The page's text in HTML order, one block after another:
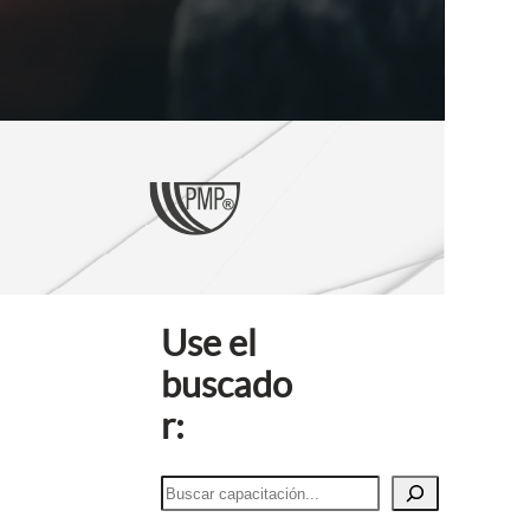
Use el
buscado
r:
B
u